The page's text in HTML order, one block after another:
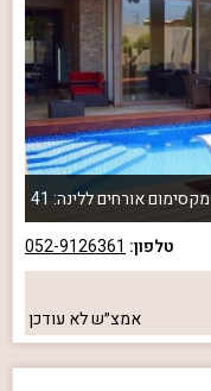
מקסימום אורחים ללינה: 41
טלפון: 052-9126361
אמצ״שלא עודכן